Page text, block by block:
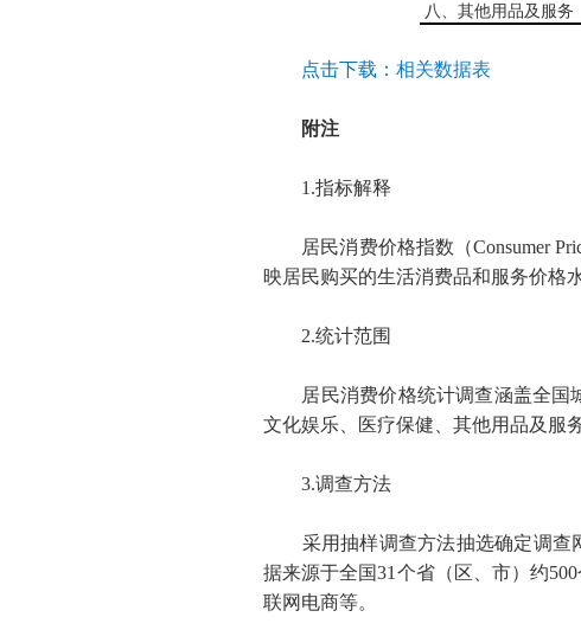
八、其他用品及服务
点击下载： 相关数据表
附注
1.指标解释
居民消费价格指数（Consumer
映居民购买的生活消费品和服务价格
2.统计范围
居民消费价格统计调查涵盖全国城
文化娱乐、医疗保健、其他用品及服
3.调查方法
采用抽样调查方法抽选确定调查网
据来源于全国31 个省（区、市）约500
联网电商等。